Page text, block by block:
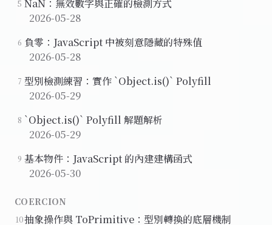
5 NaN：無效數字與正確的檢測方式
2026-05-28
6 負零：JavaScript 中被刻意隱藏的特殊值
2026-05-28
7 型別檢測練習：實作 `Object.is()` Polyfill
2026-05-29
8 `Object.is()` Polyfill 解題解析
2026-05-29
9 基本物件：JavaScript 的內建建構函式
2026-05-30
COERCION
10抽象操作與 ToPrimitive：型別轉換的底層機制